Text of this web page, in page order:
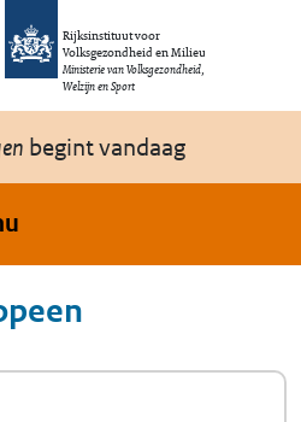
Rijksinstituut voor
Volksgezondheid en Milieu
Ministerie van Volksgezondheid,
Welzijn en Sport
begint vandaag